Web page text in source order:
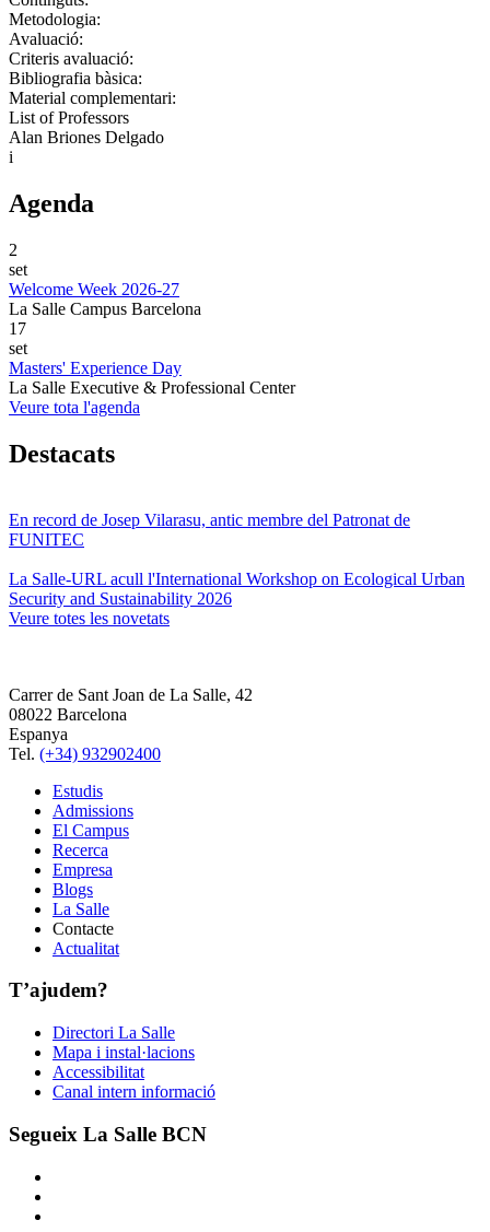
Metodologia:
Avaluació:
Criteris avaluació:
Bibliografia bàsica:
Material complementari:
List of Professors
Alan Briones Delgado
i
Agenda
2
set
Welcome Week 2026-27
La Salle Campus Barcelona
17
set
Masters' Experience Day
La Salle Executive & Professional Center
Veure tota l'agenda
Destacats
En record de Josep Vilarasu, antic membre del Patronat de
FUNITEC
La Salle-URL acull l'International Workshop on Ecological Urban
Security and Sustainability 2026
Veure totes les novetats
Carrer de Sant Joan de La Salle, 42
08022 Barcelona
Espanya
Tel. (+34) 932902400
Estudis
Admissions
El Campus
Recerca
Empresa
Blogs
La Salle
Contacte
Actualitat
T’ajudem?
Directori La Salle
Mapa i instal·lacions
Accessibilitat
Canal intern informació
Segueix La Salle BCN